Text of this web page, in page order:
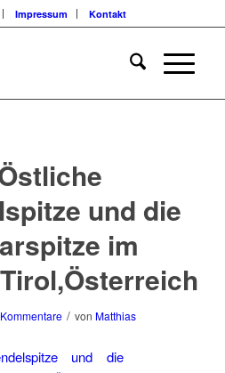
Impressum Kontakt
und die
im
/ von Matthias